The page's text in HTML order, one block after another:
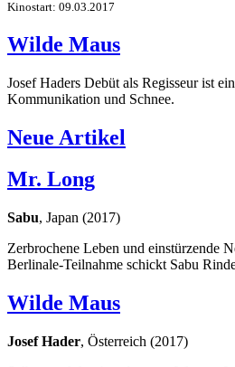
Kinostart: 09.03.2017
Wilde Maus
Josef Haders Debüt als Regisseur ist
Kommunikation und Schnee.
Neue Artikel
Mr. Long
Sabu, Japan (2017)
Zerbrochene Leben und einstürzende
Berlinale-Teilnahme schickt Sabu
Wilde Maus
Josef Hader, Österreich (2017)